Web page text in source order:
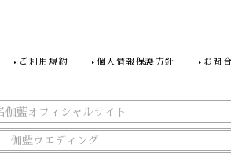
ご利用規約 個人情報保護方針 お問
伽藍オフィシャルサイト
伽藍ウエディング